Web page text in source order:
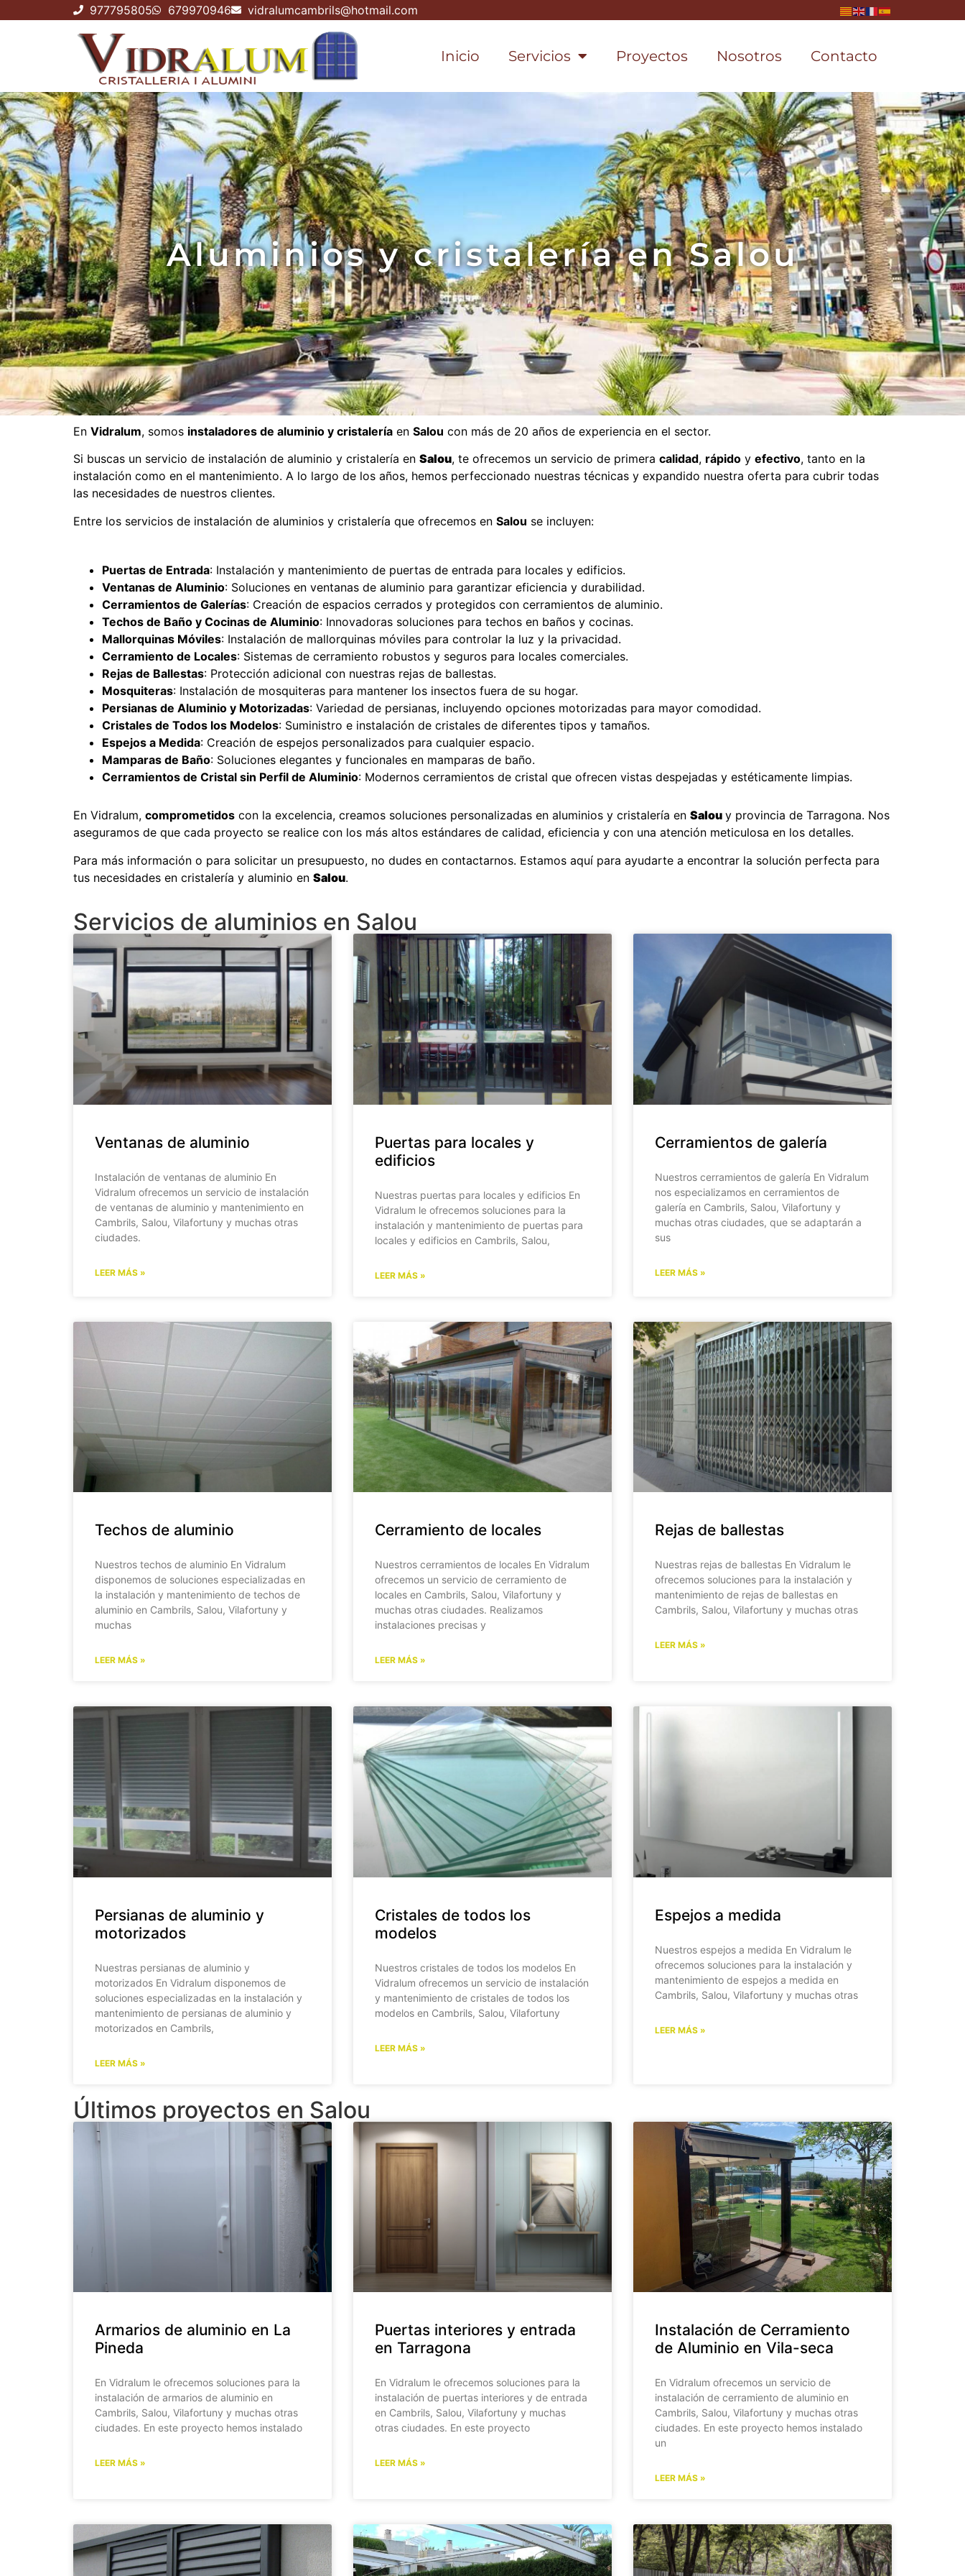
977795805 679970946 vidralumcambrils@hotmail.com
Inicio Servicios Proyectos Nosotros Contacto
Aluminios y cristalería en Salou
En Vidralum, somos instaladores de aluminio y cristalería en Salou con más de 20 años de experiencia en el sector.
Si buscas un servicio de instalación de aluminio y cristalería en Salou, te ofrecemos un servicio de primera calidad, rápido y efectivo, tanto en la
instalación como en el mantenimiento. A lo largo de los años, hemos perfeccionado nuestras técnicas y expandido nuestra oferta para cubrir todas
las necesidades de nuestros clientes.
Entre los servicios de instalación de aluminios y cristalería que ofrecemos en Salou se incluyen:
Puertas de Entrada: Instalación y mantenimiento de puertas de entrada para locales y edificios.
Ventanas de Aluminio: Soluciones en ventanas de aluminio para garantizar eficiencia y durabilidad.
Cerramientos de Galerías: Creación de espacios cerrados y protegidos con cerramientos de aluminio.
Techos de Baño y Cocinas de Aluminio: Innovadoras soluciones para techos en baños y cocinas.
Mallorquinas Móviles: Instalación de mallorquinas móviles para controlar la luz y la privacidad.
Cerramiento de Locales: Sistemas de cerramiento robustos y seguros para locales comerciales.
Rejas de Ballestas: Protección adicional con nuestras rejas de ballestas.
Mosquiteras: Instalación de mosquiteras para mantener los insectos fuera de su hogar.
Persianas de Aluminio y Motorizadas: Variedad de persianas, incluyendo opciones motorizadas para mayor comodidad.
Cristales de Todos los Modelos: Suministro e instalación de cristales de diferentes tipos y tamaños.
Espejos a Medida: Creación de espejos personalizados para cualquier espacio.
Mamparas de Baño: Soluciones elegantes y funcionales en mamparas de baño.
Cerramientos de Cristal sin Perfil de Aluminio: Modernos cerramientos de cristal que ofrecen vistas despejadas y estéticamente limpias.
En Vidralum, comprometidos con la excelencia, creamos soluciones personalizadas en aluminios y cristalería en Salou y provincia de Tarragona. Nos
aseguramos de que cada proyecto se realice con los más altos estándares de calidad, eficiencia y con una atención meticulosa en los detalles.
Para más información o para solicitar un presupuesto, no dudes en contactarnos. Estamos aquí para ayudarte a encontrar la solución perfecta para
tus necesidades en cristalería y aluminio en Salou.
Servicios de aluminios en Salou
Ventanas de aluminio
Instalación de ventanas de aluminio En
Vidralum ofrecemos un servicio de instalación
de ventanas de aluminio y mantenimiento en
Cambrils, Salou, Vilafortuny y muchas otras
ciudades.
LEER MÁS »
Puertas para locales y
edificios
Nuestras puertas para locales y edificios En
Vidralum le ofrecemos soluciones para la
instalación y mantenimiento de puertas para
locales y edificios en Cambrils, Salou,
LEER MÁS »
Cerramientos de galería
Nuestros cerramientos de galería En Vidralum
nos especializamos en cerramientos de
galería en Cambrils, Salou, Vilafortuny y
muchas otras ciudades, que se adaptarán a
sus
LEER MÁS »
Techos de aluminio
Nuestros techos de aluminio En Vidralum
disponemos de soluciones especializadas en
la instalación y mantenimiento de techos de
aluminio en Cambrils, Salou, Vilafortuny y
muchas
LEER MÁS »
Cerramiento de locales
Nuestros cerramientos de locales En Vidralum
ofrecemos un servicio de cerramiento de
locales en Cambrils, Salou, Vilafortuny y
muchas otras ciudades. Realizamos
instalaciones precisas y
LEER MÁS »
Rejas de ballestas
Nuestras rejas de ballestas En Vidralum le
ofrecemos soluciones para la instalación y
mantenimiento de rejas de ballestas en
Cambrils, Salou, Vilafortuny y muchas otras
LEER MÁS »
Persianas de aluminio y
motorizados
Nuestras persianas de aluminio y
motorizados En Vidralum disponemos de
soluciones especializadas en la instalación y
mantenimiento de persianas de aluminio y
motorizados en Cambrils,
LEER MÁS »
Cristales de todos los
modelos
Nuestros cristales de todos los modelos En
Vidralum ofrecemos un servicio de instalación
y mantenimiento de cristales de todos los
modelos en Cambrils, Salou, Vilafortuny
LEER MÁS »
Espejos a medida
Nuestros espejos a medida En Vidralum le
ofrecemos soluciones para la instalación y
mantenimiento de espejos a medida en
Cambrils, Salou, Vilafortuny y muchas otras
LEER MÁS »
Últimos proyectos en Salou
Armarios de aluminio en La
Pineda
En Vidralum le ofrecemos soluciones para la
instalación de armarios de aluminio en
Cambrils, Salou, Vilafortuny y muchas otras
ciudades. En este proyecto hemos instalado
LEER MÁS »
Puertas interiores y entrada
en Tarragona
En Vidralum le ofrecemos soluciones para la
instalación de puertas interiores y de entrada
en Cambrils, Salou, Vilafortuny y muchas
otras ciudades. En este proyecto
LEER MÁS »
Instalación de Cerramiento
de Aluminio en Vila-seca
En Vidralum ofrecemos un servicio de
instalación de cerramiento de aluminio en
Cambrils, Salou, Vilafortuny y muchas otras
ciudades. En este proyecto hemos instalado
un
LEER MÁS »